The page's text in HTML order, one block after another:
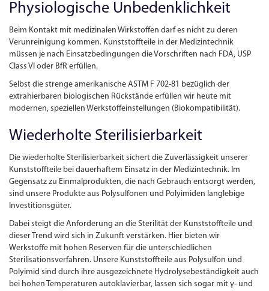
Physiologische Unbedenklichkeit
Beim Kontakt mit medizinalen Wirkstoffen darf es nicht zu deren
Verunreinigung kommen. Kunststoffteile in der Medizintechnik
müssen je nach Einsatzbedingungen die Vorschriften nach FDA, USP
Class VI oder BfR erfüllen.
Selbst die strenge amerikanische ASTM F 702-81 bezüglich der
extrahierbaren biologischen Rückstände erfüllen wir heute mit
modernen, speziellen Werkstoffeinstellungen (Biokompatibilität).
Wiederholte Sterilisierbarkeit
Die wiederholte Sterilisierbarkeit sichert die Zuverlässigkeit unserer
Kunststoffteile bei dauerhaftem Einsatz in der Medizintechnik. Im
Gegensatz zu Einmalprodukten, die nach Gebrauch entsorgt werden,
sind unsere Produkte aus Polysulfonen und Polyimiden langlebige
Investitionsgüter.
Dabei steigt die Anforderung an die Sterilität der Kunststoffteile und
dieser Trend wird sich in Zukunft verstärken. Hier bieten wir
Werkstoffe mit hohen Reserven für die unterschiedlichen
Sterilisationsverfahren. Unsere Kunststoffteile aus Polysulfon und
Polyimid sind durch ihre ausgezeichnete Hydrolysebeständigkeit auch
bei hohen Temperaturen autoklavierbar, lassen sich sogar mit γ- und